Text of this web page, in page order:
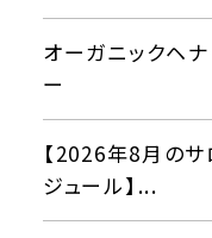
オーガニックヘ
ー
【2026年8月の
ジュール】...